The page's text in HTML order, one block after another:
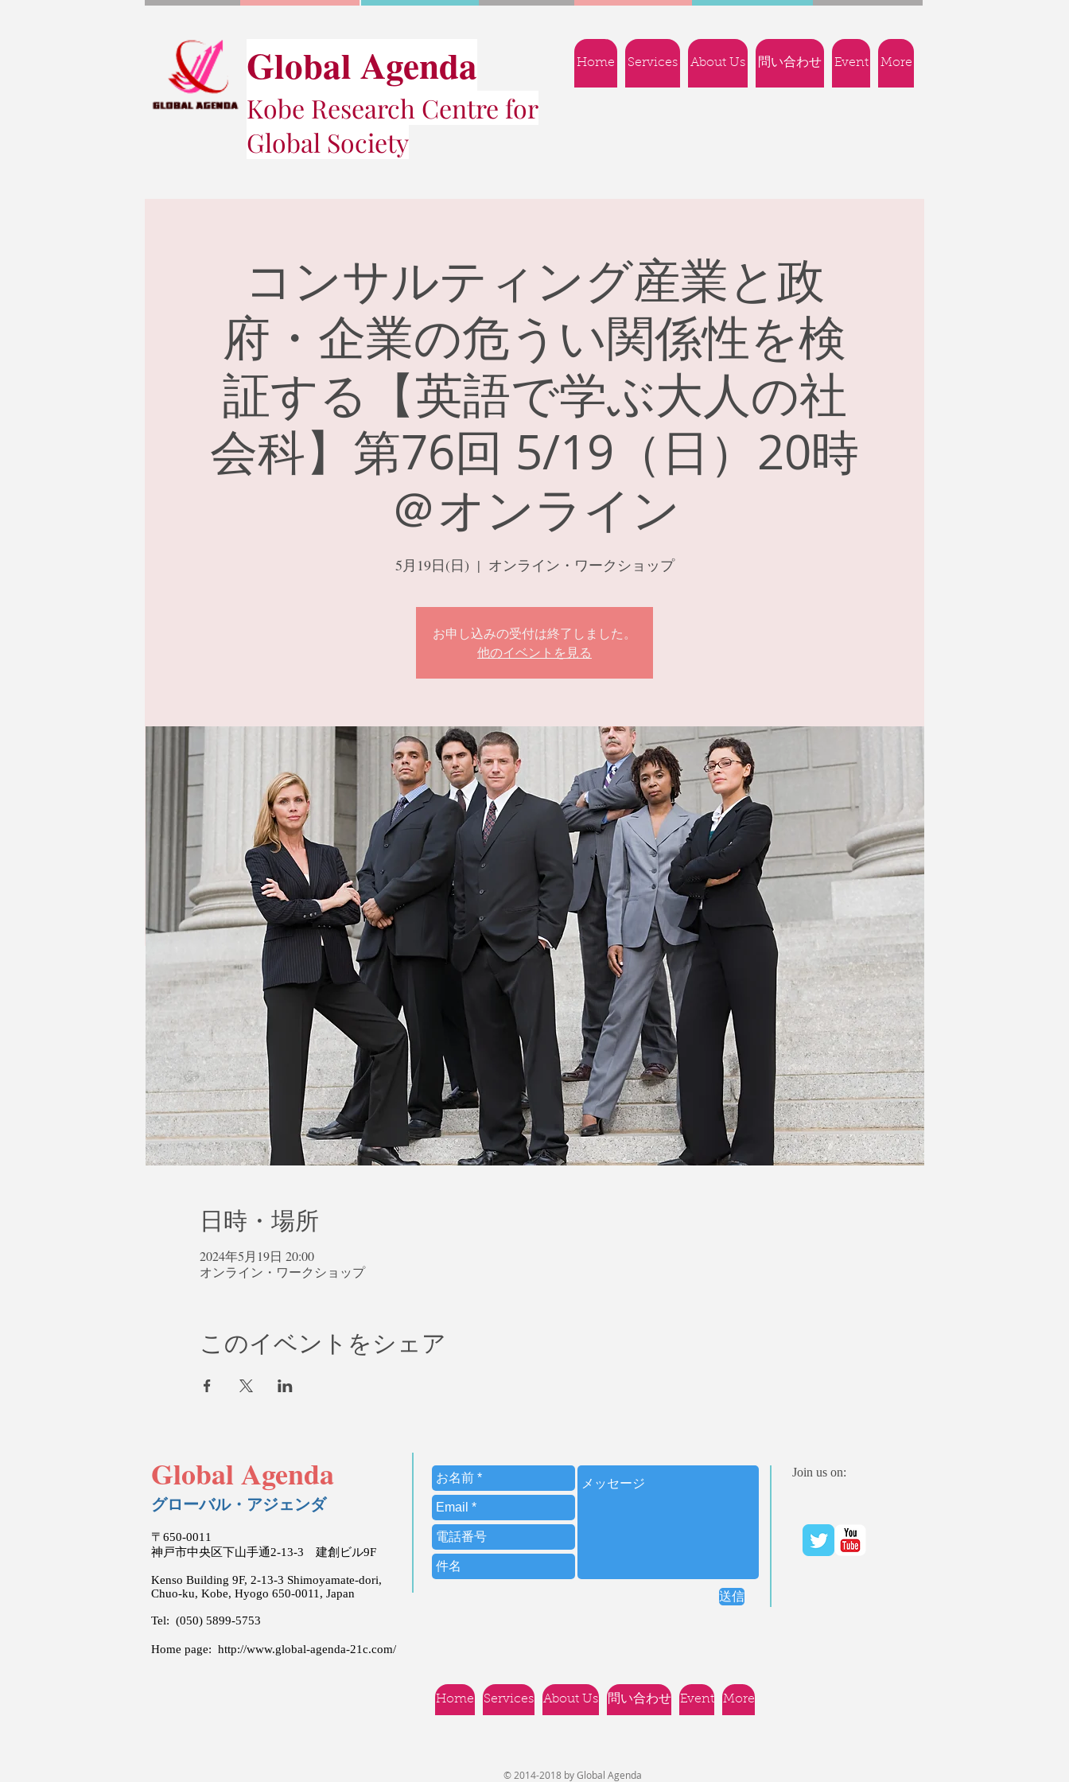
Global Agenda
Kobe Research Centre for
Global Society
Home Services About Us 問い合わせ Event More
コンサルティング産業と政
府・企業の危うい関係性を検
証する【英語で学ぶ大人の社
会科】第76回 5/19（日）20時
＠オンライン
5月19日(日)
  |
オンライン・ワークショップ
お申し込みの受付は終了しました。
他のイベントを見る
日時・場所
2024年5月19日 20:00
オンライン・ワークショップ
このイベントをシェア
Global Agenda
グローバル・アジェンダ
〒650-0011
神戸市中央区下山手通2-13-3 建創ビル9F
Kenso Building 9F, 2-13-3 Shimoyamate-dori,
Chuo-ku, Kobe, Hyogo 650-0011, Japan
Tel: (050) 5899-5753
Home page: http://www.global-agenda-21c.com/
送信
Join us on:
Home Services About Us 問い合わせ Event More
© 2014-2018 by Global Agenda